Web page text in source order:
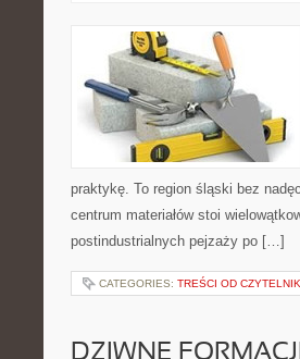
praktykę. To region śląski bez
centrum materiałów stoi
postindustrialnych pejzaży po […]
CATEGORIES: TREŚCI OD
DZIWNE